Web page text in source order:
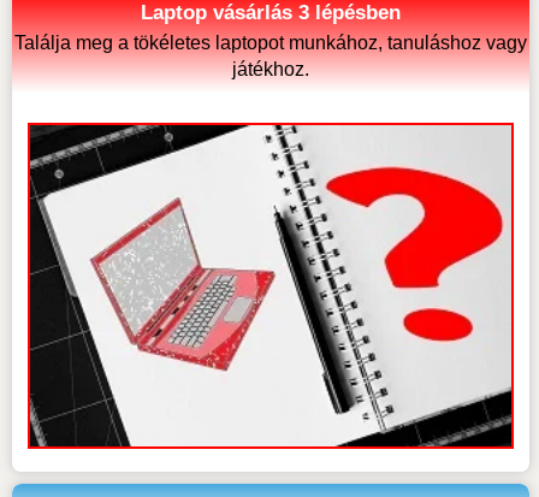
Laptop vásárlás 3 lépésben
Találja meg a tökéletes laptopot munkához, tanuláshoz vagy
játékhoz.